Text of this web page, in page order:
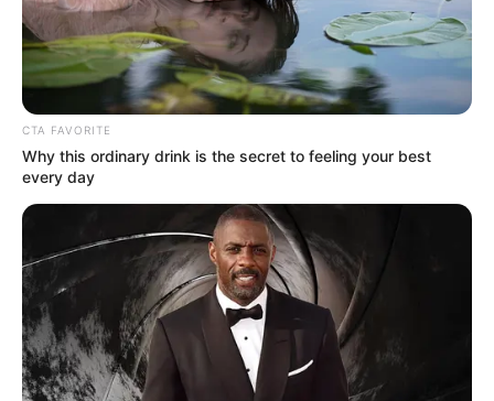
© Shutterstock
A atriz disse à GQ que evitava dar autógrafos ou tirar fotos com fãs
porque quando ela faz isso para uma pessoa, muitas outras fazem
fila querendo.
Bruce Willis
CTA FAVORITE
Why this ordinary drink is the secret to feeling your best
every day